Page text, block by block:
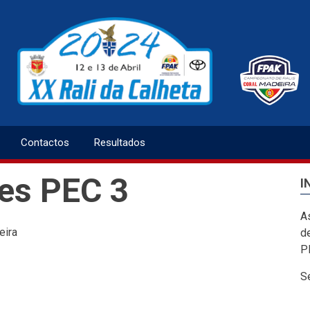
Contactos Resultados
PEC 3